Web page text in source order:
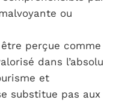
ou
perçue comme
dans l’absolu
et
substitue pas aux